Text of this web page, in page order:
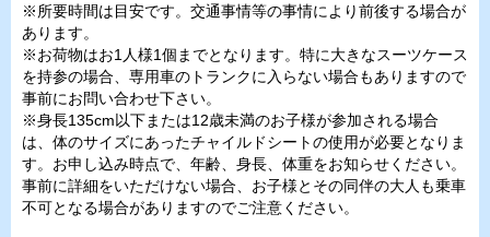
※所要時間は目安です。交通事情等の事情により前後する場合が
あります。
※お荷物はお1人様1個までとなります。特に大きなスーツケース
を持参の場合、専用車のトランクに入らない場合もありますので
事前にお問い合わせ下さい。
※身長135cm以下または12歳未満のお子様が参加される場合
は、体のサイズにあったチャイルドシートの使用が必要となりま
す。お申し込み時点で、年齢、身長、体重をお知らせください。
事前に詳細をいただけない場合、お子様とその同伴の大人も乗車
不可となる場合がありますのでご注意ください。